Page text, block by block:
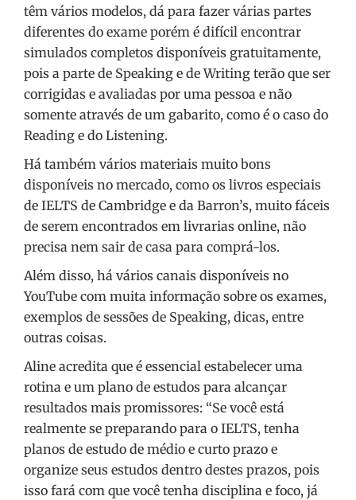
têm vários modelos, dá para fazer várias partes
diferentes do exame porém é difícil encontrar
simulados completos disponíveis gratuitamente,
pois a parte de Speaking e de Writing terão que ser
corrigidas e avaliadas por uma pessoa e não
somente através de um gabarito, como é o caso do
Reading e do Listening.
Há também vários materiais muito bons
disponíveis no mercado, como os livros especiais
de IELTS de Cambridge e da Barron’s, muito fáceis
de serem encontrados em livrarias online, não
precisa nem sair de casa para comprá-los.
Além disso, há vários canais disponíveis no
YouTube com muita informação sobre os exames,
exemplos de sessões de Speaking, dicas, entre
outras coisas.
Aline acredita que é essencial estabelecer uma
rotina e um plano de estudos para alcançar
resultados mais promissores: “Se você está
realmente se preparando para o IELTS, tenha
planos de estudo de médio e curto prazo e
organize seus estudos dentro destes prazos, pois
isso fará com que você tenha disciplina e foco, já